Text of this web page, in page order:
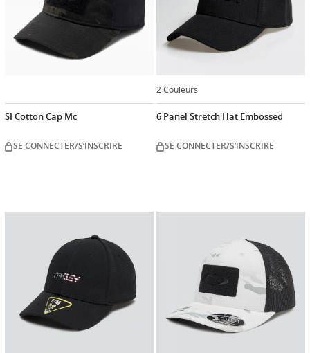
SI Cotton Cap Mc
SE CONNECTER/S’INSCRIRE
2 Couleurs
6 Panel Stretch Hat Embossed
SE CONNECTER/S’INSCRIRE